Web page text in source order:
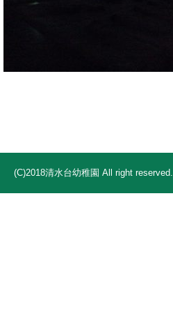
(C)2018清水台幼稚園 All right reserved.